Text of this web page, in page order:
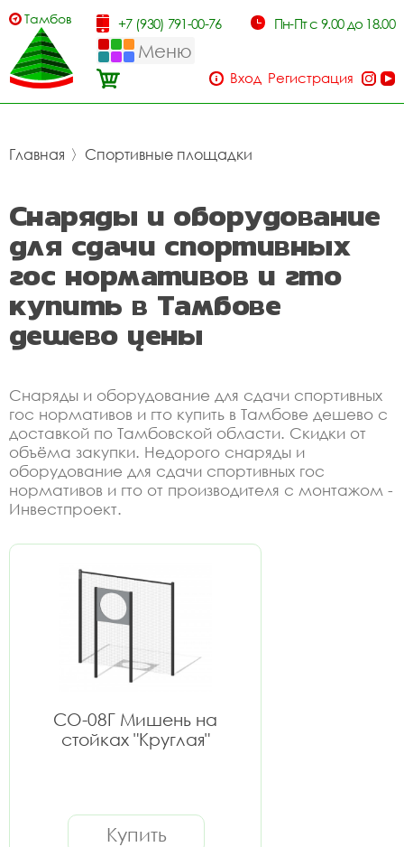
Тамбов +7 (930) 791-00-76 Пн-Пт с 9.00 до 18.00
Меню
Вход Регистрация
Главная 〉 Спортивные площадки
Снаряды и оборудование
для сдачи спортивных
гос нормативов и гто
купить в Тамбове
дешево цены
Снаряды и оборудование для сдачи спортивных
гос нормативов и гто купить в Тамбове дешево с
доставкой по Тамбовской области. Скидки от
объёма закупки. Недорого снаряды и
оборудование для сдачи спортивных гос
нормативов и гто от производителя с монтажом -
Инвестпроект.
СО-08Г Мишень на
стойках "Круглая"
Купить